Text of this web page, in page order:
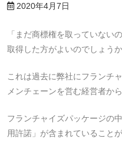
2020年4月7日
「まだ商標権を取っていない
取得した方がよいのでしょうか
これは過去に弊社にフランチ
メンチェーンを営む経営者か
フランチャイズパッケージの
用許諾」が含まれていること